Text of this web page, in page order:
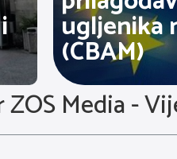
ugljenika
(CBAM)
Media -